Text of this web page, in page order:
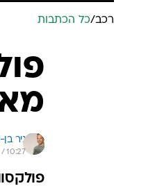
רכב/כל הכתבות
ניר
/ 10:27